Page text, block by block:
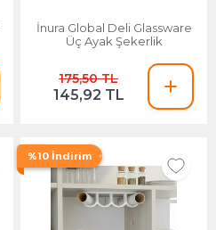
İnura Global Deli Glassware
Üç Ayak Şekerlik
175,50 TL
145,92 TL
%10 İndirim